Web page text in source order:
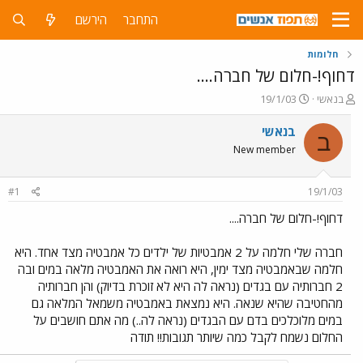
התחבר הירשם
חלומות
דחוף!-חלום של חברה....
פ
ו
ת
ח
ה
ש
א
בנאשי
פ
ו
ר
ם
ר
ך
19/1/03
ב בנאשי
New member
19/1/03
#1
דחוף!-חלום של חברה....
חברה שלי חלמה על 2 אמבטיות של ילדים כל אמבטיה מצד אחד. היא
חלמה שבאמבטיה מצד ימין, היא רואה את האמבטיה מלאה במים ובה
2 חברותיה עם בגדים (נראה לה היא לא זוכרת בדיוק) והן חברותיה
מהחטיבה שהיא שנאה. היא נמצאת באמבטיה משמאל המלאה גם
במים מלוכלכים בדם עם הבגדים (נראה לה..) מה אתם חושבים על
החלום נשמח לקבל כמה שיותר תגובות!! תודה